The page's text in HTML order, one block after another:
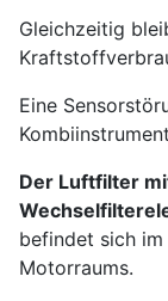
Gleichzeitig
Eine
Der Luftfilter
befindet sich
Motorraums.